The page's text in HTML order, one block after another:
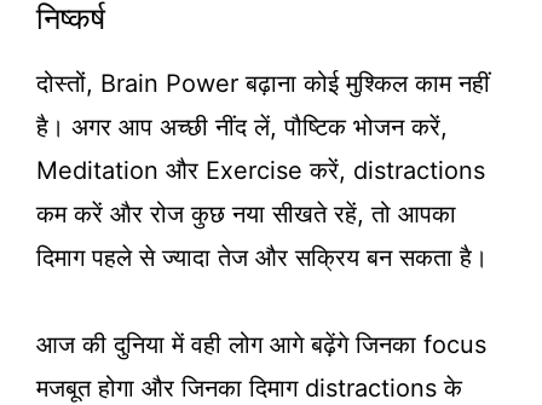
निष्कर्ष
दोस्तों, Brain Power बढ़ाना कोई मुश्किल काम नहीं
है। अगर आप अच्छी नींद लें, पौष्टिक भोजन करें,
Meditation और Exercise करें, distractions
कम करें और रोज कुछ नया सीखते रहें, तो आपका
दिमाग पहले से ज्यादा तेज और सक्रिय बन सकता है।
आज की दुनिया में वही लोग आगे बढ़ेंगे जिनका focus
मजबूत होगा और जिनका दिमाग distractions के